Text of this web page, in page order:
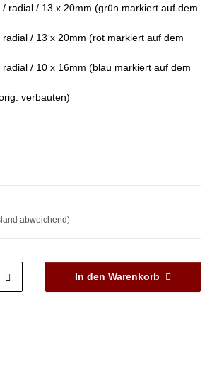
radial / 13 x 20mm (grün markiert auf dem
/ 13 x 20mm (rot markiert auf dem
/ 10 x 16mm (blau markiert auf dem
verbauten)
abweichend)
In den Warenkorb